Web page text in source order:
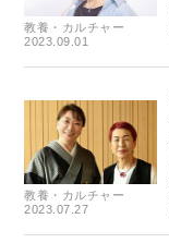
教養・カルチャー
2023.09.01
教養・カルチャー
2023.07.27